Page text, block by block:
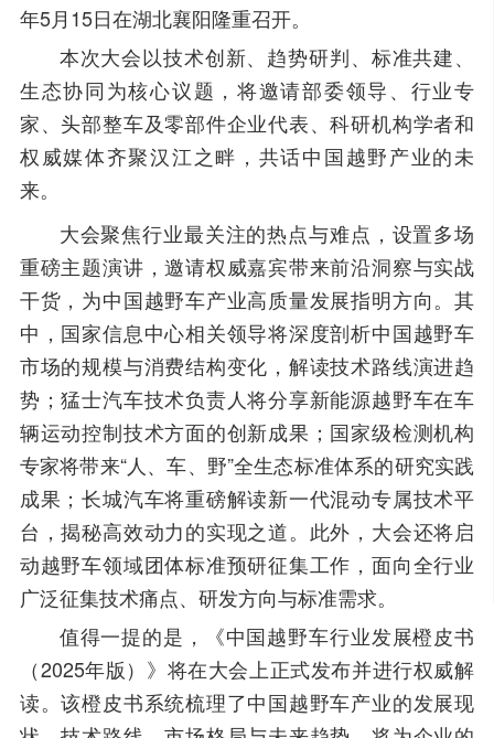
年5月15日在湖北襄阳隆重召开。
本次大会以技术创新、趋势研判、标准共建、
生态协同为核心议题，将邀请部委领导、行业专
家、头部整车及零部件企业代表、科研机构学者和
权威媒体齐聚汉江之畔，共话中国越野产业的未
来。
大会聚焦行业最关注的热点与难点，设置多场
重磅主题演讲，邀请权威嘉宾带来前沿洞察与实战
干货，为中国越野车产业高质量发展指明方向。其
中，国家信息中心相关领导将深度剖析中国越野车
市场的规模与消费结构变化，解读技术路线演进趋
势；猛士汽车技术负责人将分享新能源越野车在车
辆运动控制技术方面的创新成果；国家级检测机构
专家将带来“人、车、野”全生态标准体系的研究实践
成果；长城汽车将重磅解读新一代混动专属技术平
台，揭秘高效动力的实现之道。此外，大会还将启
动越野车领域团体标准预研征集工作，面向全行业
广泛征集技术痛点、研发方向与标准需求。
值得一提的是，《中国越野车行业发展橙皮书
（2025年版）》将在大会上正式发布并进行权威解
读。该橙皮书系统梳理了中国越野车产业的发展现